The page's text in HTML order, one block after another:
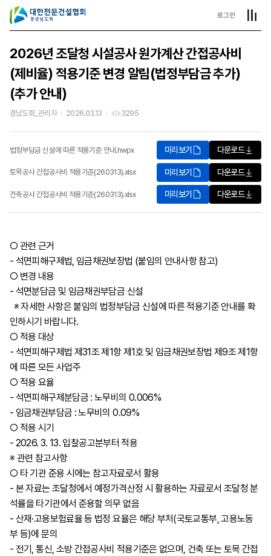
로그인
2026년 조달청 시설공사 원가계산 간접공사비
(제비율) 적용기준 변경 알림(법정부담금 추가)
(추가 안내)
경남도회_관리자 2026.03.13 3295
법정부담금 신설에 따른 적용기준 안내.hwpx 미리보기 다운로드
토목공사 간접공사비 적용기준(260313).xlsx 미리보기 다운로드
건축공사 간접공사비 적용기준(260313).xlsx 미리보기 다운로드
○ 관련 근거
- 석면피해구제법, 임금채권보장법 (붙임의 안내사항 참고)
○ 변경 내용
- 석면분담금 및 임금채권부담금 신설
※ 자세한 사항은 붙임의 법정부담금 신설에 따른 적용기준 안내를 확
인하시기 바랍니다.
○ 적용 대상
- 석면피해구제법 제31조 제1항 제1호 및 임금채권보장법 제9조 제1항
에 따른 모든 사업주
○ 적용 요율
- 석면피해구제분담금 : 노무비의 0.006%
- 임금채권부담금 : 노무비의 0.09%
○ 적용 시기
- 2026. 3. 13. 입찰공고분부터 적용
※ 관련 참고사항
○ 타 기관 준용 시에는 참고자료로서 활용
- 본 자료는 조달청에서 예정가격산정 시 활용하는 자료로서 조달청 분
석률을 타기관에서 준용할 의무 없음
- 산재·고용보험료율 등 법정 요율은 해당 부처(국토교통부, 고용노동
부 등)에 문의
- 전기, 통신, 소방 간접공사비 적용기준은 없으며, 건축 또는 토목 간접